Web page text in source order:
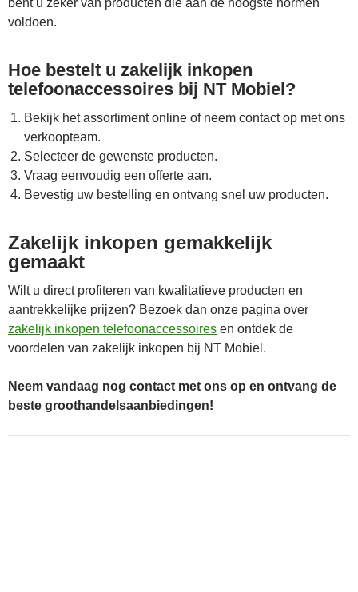
bent u zeker van producten die aan de hoogste normen
voldoen.
Hoe bestelt u zakelijk inkopen
telefoonaccessoires bij NT Mobiel?
Bekijk het assortiment online of neem contact op met ons
verkoopteam.
Selecteer de gewenste producten.
Vraag eenvoudig een offerte aan.
Bevestig uw bestelling en ontvang snel uw producten.
Zakelijk inkopen gemakkelijk
gemaakt
Wilt u direct profiteren van kwalitatieve producten en
aantrekkelijke prijzen? Bezoek dan onze pagina over
zakelijk inkopen telefoonaccessoires en ontdek de
voordelen van zakelijk inkopen bij NT Mobiel.
Neem vandaag nog contact met ons op en ontvang de
beste groothandelsaanbiedingen!